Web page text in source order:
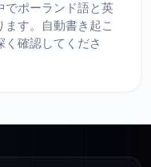
でポーランド語と英
す。自動書き起こ
く確認してくださ